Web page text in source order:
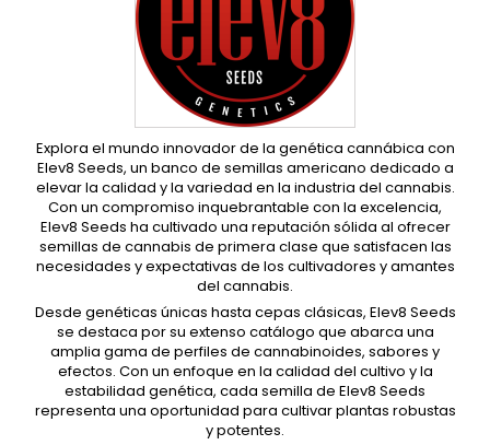
Explora el mundo innovador de la genética cannábica con
Elev8 Seeds, un banco de semillas americano dedicado a
elevar la calidad y la variedad en la industria del cannabis.
Con un compromiso inquebrantable con la excelencia,
Elev8 Seeds ha cultivado una reputación sólida al ofrecer
semillas de cannabis de primera clase que satisfacen las
necesidades y expectativas de los cultivadores y amantes
del cannabis.
Desde genéticas únicas hasta cepas clásicas, Elev8 Seeds
se destaca por su extenso catálogo que abarca una
amplia gama de perfiles de cannabinoides, sabores y
efectos. Con un enfoque en la calidad del cultivo y la
estabilidad genética, cada semilla de Elev8 Seeds
representa una oportunidad para cultivar plantas robustas
y potentes.